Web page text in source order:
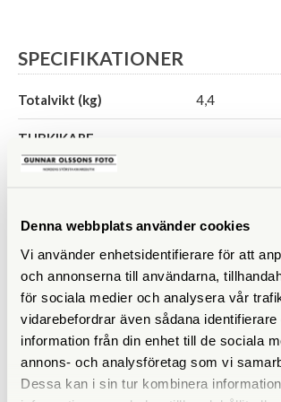
Denna webbplats använder cookies
Vi använder enhetsidentifierare för att
och annonserna till användarna,
för sociala medier och analysera vår
vidarebefordrar även sådana identifierare
information från din enhet till de sociala
annons- och analysföretag som vi
Dessa kan i sin tur kombinera
SPECIFIKATIONER
Totalvikt (kg) 4,4
TUBKIKARE
Förstoring
Filtergänga (mm) 86
Vattentät
Garanti 10 år